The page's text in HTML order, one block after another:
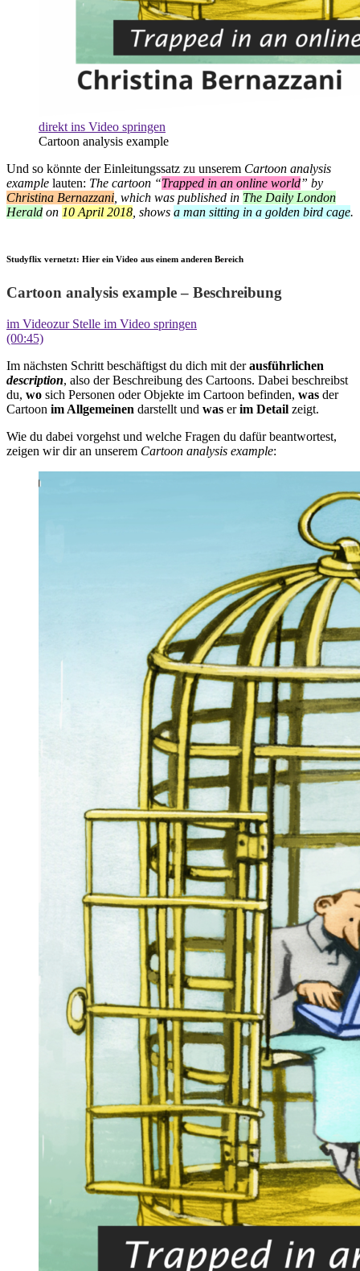
direkt ins Video springen
Cartoon analysis example
Und so könnte der Einleitungssatz zu unserem Cartoon analysis
example lauten: The cartoon “Trapped in an online world” by
Christina Bernazzani , which was published in The Daily London
Herald on 10 April 2018 , shows a man sitting in a golden bird cage.
Studyflix vernetzt: Hier ein Video aus einem anderen Bereich
Cartoon analysis example – Beschreibung
im Videozur Stelle im Video springen
(00:45)
Im nächsten Schritt beschäftigst du dich mit derausführlichen
description, also der Beschreibung des Cartoons. Dabei beschreibst
du, wo sich Personen oder Objekte im Cartoon befinden, was der
Cartoon im Allgemeinen darstellt und was erim Detail zeigt.
Wie du dabei vorgehst und welche Fragen du dafür beantwortest,
zeigen wir dir an unserem Cartoon analysis example: